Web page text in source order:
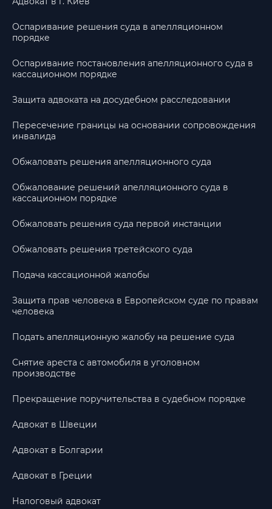
Оспаривание решения суда в апелляционном
порядке
Оспаривание постановления апелляционного суда в
кассационном порядке
Защита адвоката на досудебном расследовании
Пересечение границы на основании сопровождения
инвалида
Обжаловать решения апелляционного суда
Обжалование решений апелляционного суда в
кассационном порядке
Обжаловать решения суда первой инстанции
Обжаловать решения третейского суда
Подача кассационной жалобы
Защита прав человека в Европейском суде по правам
человека
Подать апелляционную жалобу на решение суда
Снятие ареста с автомобиля в уголовном
производстве
Прекращение поручительства в судебном порядке
Адвокат в Швеции
Адвокат в Болгарии
Адвокат в Греции
Налоговый адвокат